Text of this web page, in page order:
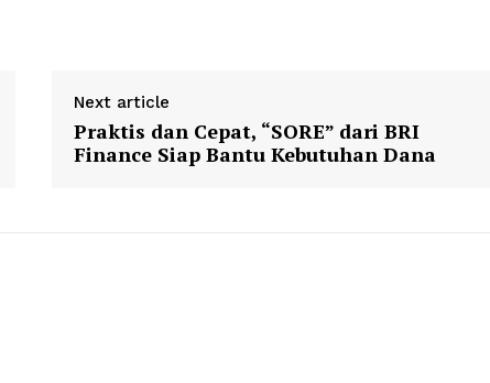
Next article
Praktis dan Cepat, “SORE” dari BRI
Finance Siap Bantu Kebutuhan Dana